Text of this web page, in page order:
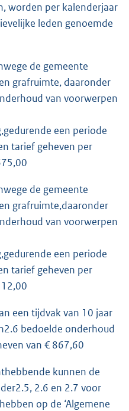
worden per kalenderjaar
leden genoemde
de gemeente
grafruimte, daaronder
van voorwerpen
een periode
tarief geheven per
de gemeente
grafruimte,daaronder
van voorwerpen
een periode
tarief geheven per
een tijdvak van 10 jaar
bedoelde onderhoud
van € 867,60
kunnen de
2.6 en 2.7 voor
op de ‘Algemene